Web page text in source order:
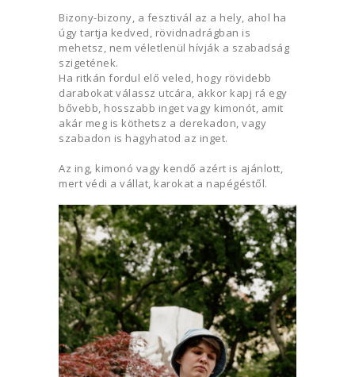
Bizony-bizony, a fesztivál az a hely, ahol ha
úgy tartja kedved, rövidnadrágban is
mehetsz, nem véletlenül hívják a szabadság
szigetének.
Ha ritkán fordul elő veled, hogy rövidebb
darabokat válassz utcára, akkor kapj rá egy
bővebb, hosszabb inget vagy kimonót, amit
akár meg is köthetsz a derekadon, vagy
szabadon is hagyhatod az inget.
Az ing, kimonó vagy kendő azért is ajánlott,
mert védi a vállat, karokat a napégéstől.